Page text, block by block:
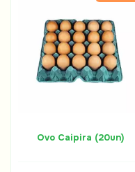
Ovo Caipira (20un)